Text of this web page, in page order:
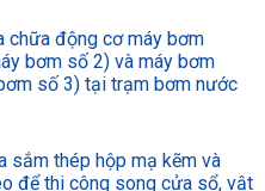
chữa động cơ máy bơm
bơm số 2) và máy bơm
số 3) tại trạm bơm nước
sắm thép hộp mạ kẽm và
để thi công song cửa sổ, vật